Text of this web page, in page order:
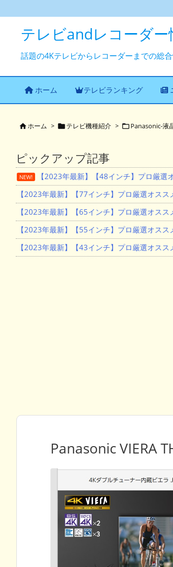
テレビandレコーダー
話題の4Kテレビからレコーダーまでの総
ホーム テレビランキング
ホーム > テレビ機種紹介 > Panasonic-液
ピックアップ記事
NEW!
【2023年最新】【48インチ】プロ厳選
【2023年最新】【77インチ】プロ厳選オスス
【2023年最新】【65インチ】プロ厳選オスス
【2023年最新】【55インチ】プロ厳選オスス
【2023年最新】【43インチ】プロ厳選オスス
Panasonic VIERA